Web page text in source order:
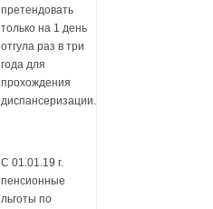
претендовать
только на 1 день
отгула раз в три
года для
прохождения
диспансеризации.
С 01.01.19 г.
пенсионные
льготы по